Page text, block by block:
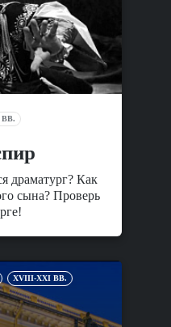
ВВ.
драматург? Как
сына? Проверь
XVIII-XXI ВВ.